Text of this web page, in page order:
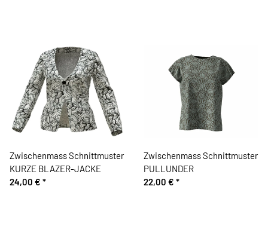
Zwischenmass Schnittmuster
KURZE BLAZER-JACKE
24,00 € *
Zwischenmass Schnittmuster
PULLUNDER
22,00 € *